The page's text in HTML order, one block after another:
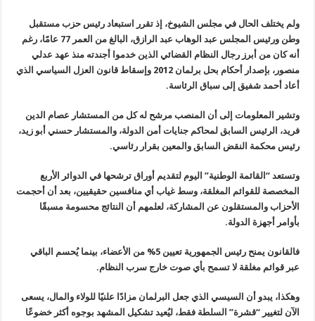
ولم يختلف الحال في مجلس الشيوخ، إذ تقرر استبعاد رئيس حزب مستقبل
وطن ورئيس المجلس عبد الوهاب عبد الرازق، البالغ من العمر 77 عامًا، رغم
أنه كان من أبرز رجال النظام القضائي الذين خدموا أجندته منذ عهد عدلي
منصور، بإصدار أحكام بحل برلمان 2012 وإسقاط قانون العزل السياسي الذي
أعاد أحمد شفيق إلى سباق الرئاسة.
وتشير المعلومات إلى أن المنصب مرشح له كل من المستشار عصام الدين
فريد، الرئيس السابق لمحاكم جنايات أمن الدولة، والمستشار حسني أبو زيد،
رئيس محكمة النقض السابق والمعين بقرار رئاسي.
وتستعد “القائمة الوطنية” اليوم لتقديم أوراق ترشحها في الدوائر الأربع
المخصصة للقوائم المغلقة، وسط غياب أي منافسين حقيقيين، بعد أن أحجمت
الأحزاب والمستقلون عن المشاركة، لعلمهم أن النتائج محسومة مسبقًا
بأوامر أجهزة الدولة.
فالقانون يمنح رئيس الجمهورية تعيين 5% من الأعضاء، بينما يُحسم الباقي
عبر قوائم مغلقة لا تسمح بأي صوت خارج سرب النظام.
وهكذا، يبدو أن السيسي الذي جعل البرلمان مزادًا علنيًا للولاء والمال، يسعى
الآن لتغيير “قشرة” السلطة فقط، ليُعيد تشكيل المشهد بوجوه أكثر خضوعًا